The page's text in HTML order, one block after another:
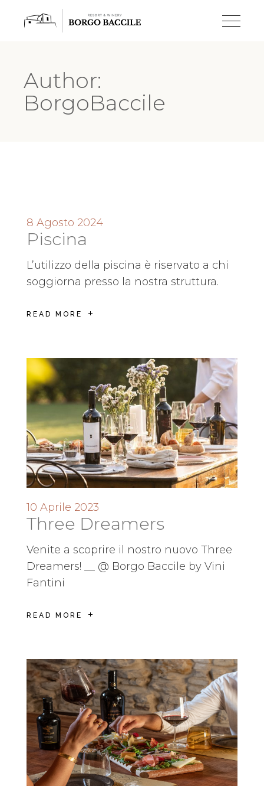
Author:
BorgoBaccile
8 Agosto 2024
Piscina
L’utilizzo della piscina è riservato a chi
soggiorna presso la nostra struttura.
READ MORE
10 Aprile 2023
Three Dreamers
Venite a scoprire il nostro nuovo Three
Dreamers! __ @ Borgo Baccile by Vini
Fantini
READ MORE